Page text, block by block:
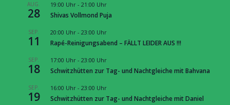
AUG.
28
19:00 Uhr- 21:00 Uhr
Shivas Vollmond Puja
SEP.
11
20:00 Uhr- 23:00 Uhr
Rapé-Reinigungsabend – FÄLLT LEIDER AUS !!!
SEP.
18
17:00 Uhr- 23:00 Uhr
Schwitzhütten zur Tag- und Nachtgleiche mit Bahvana
SEP.
19
16:00 Uhr- 23:00 Uhr
Schwitzhütten zur Tag- und Nachtgleiche mit Daniel